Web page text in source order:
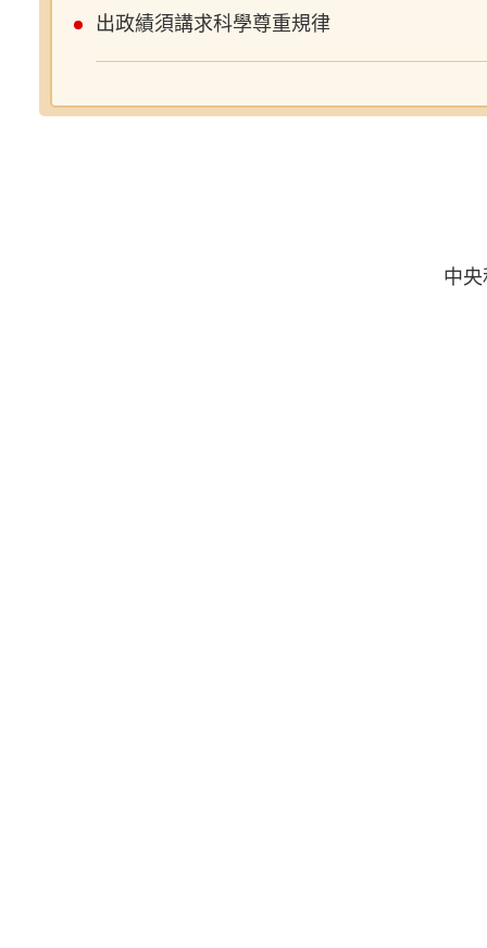
出政績須講求科學尊重規律
中